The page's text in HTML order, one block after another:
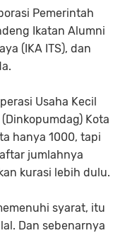
Pemerintah
Ikatan Alumni
(IKA ITS), dan
Usaha Kecil
Kota
hanya 1000, tapi
jumlahnya
kurasi lebih dulu.
syarat, itu
Dan sebenarnya